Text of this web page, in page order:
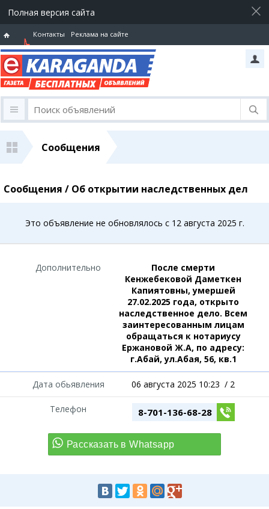
Полная версия сайта
Горячая
линия
Контакты Реклама на сайте
Сообщения
Сообщения / Об открытии наследственных дел
Это объявление не обновлялось с 12 августа 2025 г.
Дополнительно
После смерти
Кенжебековой Даметкен
Капиятовны, умершей
27.02.2025 года, открыто
наследственное дело. Всем
заинтересованным лицам
обращаться к нотариусу
Ержановой Ж.А, по адресу:
г.Абай, ул.Абая, 56, кв.1
Дата обьявления 06 августа 2025 10:23 / 2
Телефон 8-701-136-68-28